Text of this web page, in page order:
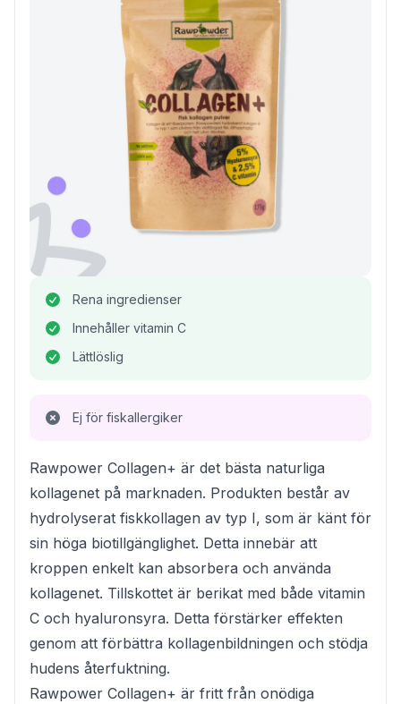
Rena ingredienser
Innehåller vitamin C
Lättlöslig
Ej för fiskallergiker
Rawpower Collagen+ är det bästa naturliga
kollagenet på marknaden. Produkten består av
hydrolyserat fiskkollagen av typ I, som är känt för
sin höga biotillgänglighet. Detta innebär att
kroppen enkelt kan absorbera och använda
kollagenet. Tillskottet är berikat med både vitamin
C och hyaluronsyra. Detta förstärker effekten
genom att förbättra kollagenbildningen och stödja
hudens återfuktning.
Rawpower Collagen+ är fritt från onödiga